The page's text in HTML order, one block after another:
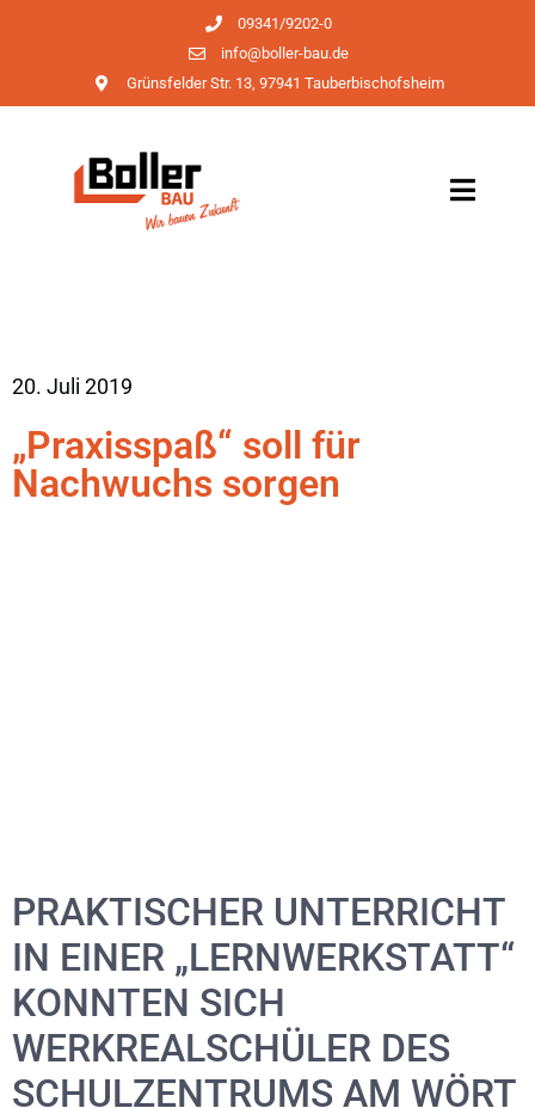
09341/9202-0
info@boller-bau.de
Grünsfelder Str. 13, 97941 Tauberbischofsheim
20. Juli 2019
„Praxisspaß“ soll für
Nachwuchs sorgen
PRAKTISCHER UNTERRICHT
IN EINER „LERNWERKSTATT“
KONNTEN SICH
WERKREALSCHÜLER DES
SCHULZENTRUMS AM WÖRT